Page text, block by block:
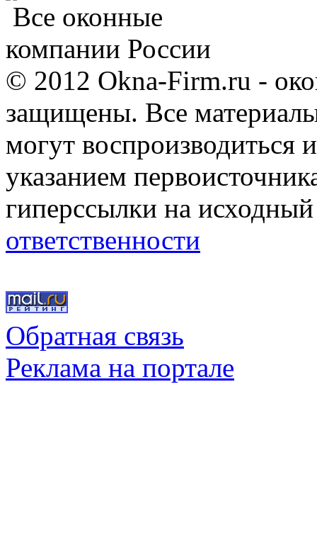
Все оконные
компании России
© 2012 Okna-Firm.ru -
защищены. Все
могут воспроизводиться
указанием
гиперссылки на
ответственности
Обратная связь
Реклама на портале